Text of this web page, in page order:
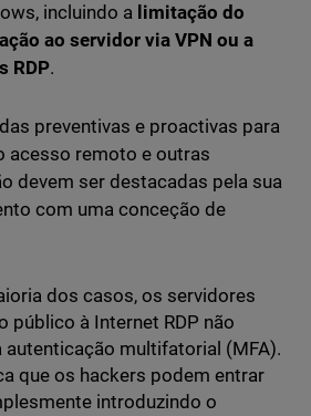
incluindo a limitação do
ao servidor via VPN ou a
RDP.
preventivas e proactivas para
acesso remoto e outras
devem ser destacadas pela sua
com uma conceção de
dos casos, os servidores
público à Internet RDP não
autenticação multifatorial (MFA).
que os hackers podem entrar
introduzindo o